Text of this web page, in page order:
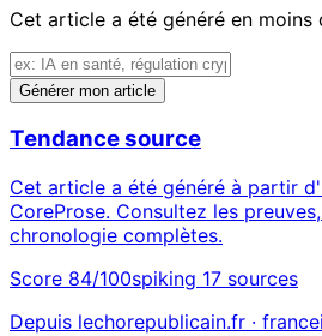
Cet article a été généré en moins
Générer mon article
Tendance source
Cet article a été généré à partir
CoreProse. Consultez les
chronologie complètes.
Score 84/100spiking 17 sources
Depuis lechorepublicain.fr ·